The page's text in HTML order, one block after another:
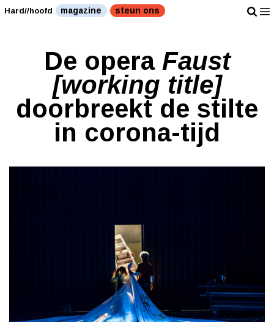
Hard//hoofd magazine steun ons
De opera Faust
[working title]
doorbreekt de stilte
in corona-tijd